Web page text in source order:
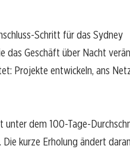
Schritt für das Sydney
das Geschäft über Nacht
Projekte entwickeln, ans
dem 100-Tage-
kurze Erholung ändert daran